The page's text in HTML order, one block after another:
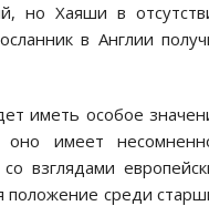
но Хаяши в
в Англии
иметь особое
оно имеет
взглядами
положение среди